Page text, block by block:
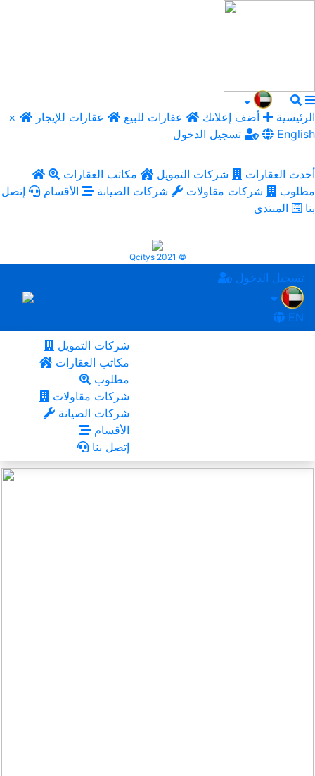
× الرئيسية أضف إعلانك عقارات للبيع
عقارات للإيجار
تسجيل الدخول
English
أحدث العقارات شركات التمويل
مكاتب العقارات
مطلوب
شركات مقاولات شركات الصيانة الأقسام
إتصل
بنا
المنتدى
Qcitys 2021 ©
تسجيل الدخول
EN
شركات التمويل
مكاتب العقارات
مطلوب
شركات مقاولات
شركات الصيانة
الأقسام
إتصل بنا